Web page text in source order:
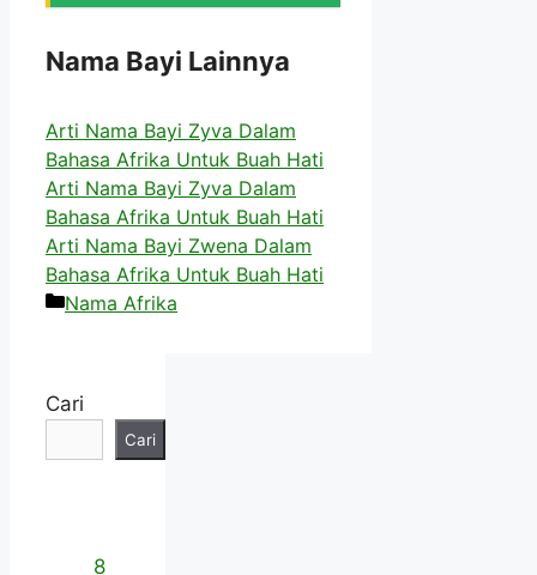
Nama Bayi Lainnya
Arti Nama Bayi Zyva Dalam
Bahasa Afrika Untuk Buah Hati
Arti Nama Bayi Zyva Dalam
Bahasa Afrika Untuk Buah Hati
Arti Nama Bayi Zwena Dalam
Bahasa Afrika Untuk Buah Hati
Kategori
Nama Afrika
Cari
Cari
8